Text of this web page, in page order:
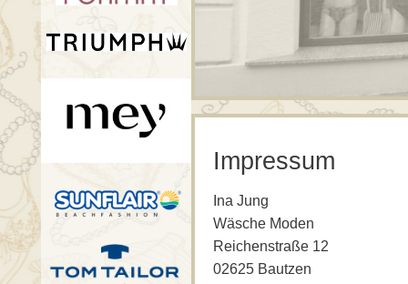
Impressum
Ina Jung
Wäsche Moden
Reichenstraße 12
02625 Bautzen